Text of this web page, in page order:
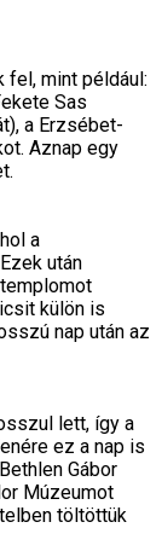
mint például:
Sas
a Erzsébet-
Aznap egy
a
után
külön is
nap után az
lett, így a
ez a nap is
Gábor
Múzeumot
töltöttük